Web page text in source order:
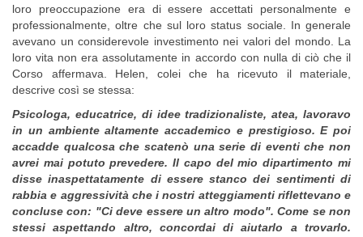
loro preoccupazione era di essere accettati personalmente e
professionalmente, oltre che sul loro status sociale. In generale
avevano un considerevole investimento nei valori del mondo. La
loro vita non era assolutamente in accordo con nulla di ciò che il
Corso affermava. Helen, colei che ha ricevuto il materiale,
descrive così se stessa:
Psicologa, educatrice, di idee tradizionaliste, atea, lavoravo
in un ambiente altamente accademico e prestigioso. E poi
accadde qualcosa che scatenò una serie di eventi che non
avrei mai potuto prevedere. Il capo del mio dipartimento mi
disse inaspettatamente di essere stanco dei sentimenti di
rabbia e aggressività che i nostri atteggiamenti riflettevano e
concluse con: "Ci deve essere un altro modo". Come se non
stessi aspettando altro, concordai di aiutarlo a trovarlo.